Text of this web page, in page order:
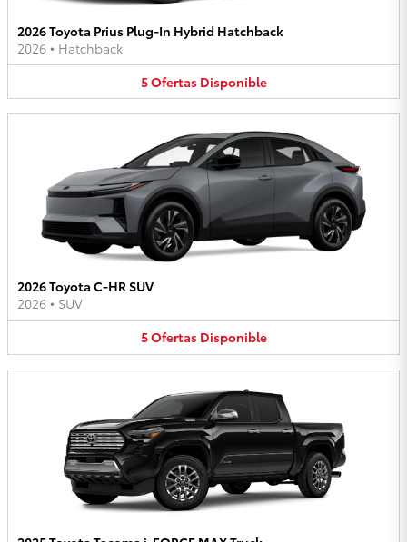
2026 Toyota Prius Plug-In Hybrid Hatchback
2026 • Hatchback
5Ofertas Disponible
2026 Toyota C-HR SUV
2026 • SUV
5Ofertas Disponible